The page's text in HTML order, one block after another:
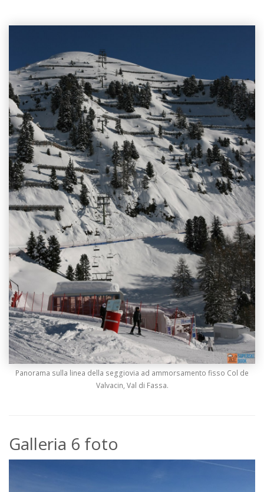
Panorama sulla linea della seggiovia ad ammorsamento fisso Col de
Valvacin, Val di Fassa.
Galleria 6 foto